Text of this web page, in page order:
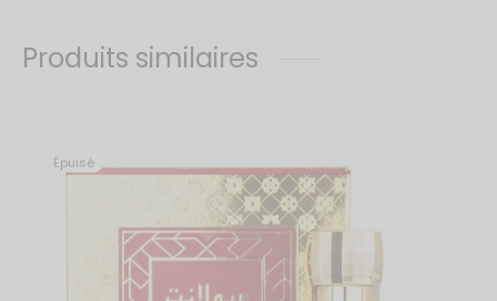
Produits similaires
Épuisé